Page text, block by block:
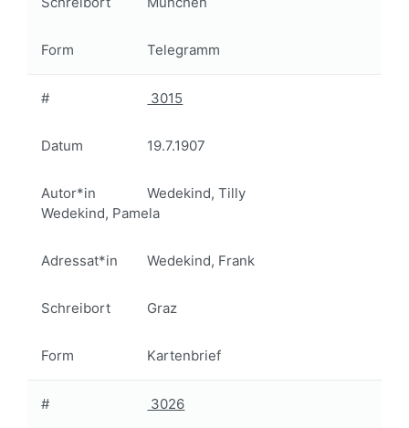
Form Telegramm
# 3015
Datum 19.7.1907
Autor*in
Wedekind, Tilly
Wedekind, Pamela
Adressat*in Wedekind, Frank
Schreibort Graz
Form Kartenbrief
# 3026